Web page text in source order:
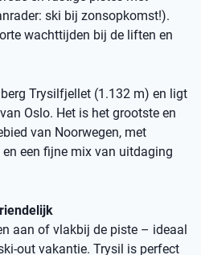
ski bij zonsopkomst!).
wachttijden bij de liften en
Trysilfjellet (1.132 m) en ligt
Oslo. Het is het grootste en
van Noorwegen, met
een fijne mix van uitdaging
aan of vlakbij de piste – ideaal
out vakantie. Trysil is perfect